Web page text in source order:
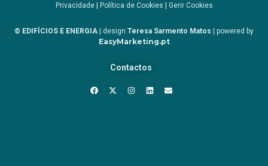
Privacidade| Política de Cookies Gerir Cookies
© EDIFÍCIOS E ENERGIA | design Teresa Sarmento Matos | powered by
EasyMarketing.pt
Contactos